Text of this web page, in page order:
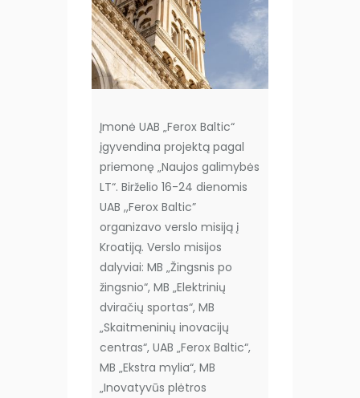
Įmonė UAB „Ferox Baltic“
įgyvendina projektą pagal
priemonę „Naujos galimybės
LT“. Birželio 16-24 dienomis
UAB ,,Ferox Baltic”
organizavo verslo misiją į
Kroatiją. Verslo misijos
dalyviai: MB „Žingsnis po
žingsnio“, MB „Elektrinių
dviračių sportas“, MB
„Skaitmeninių inovacijų
centras“, UAB „Ferox Baltic“,
MB „Ekstra mylia“, MB
„Inovatyvūs plėtros